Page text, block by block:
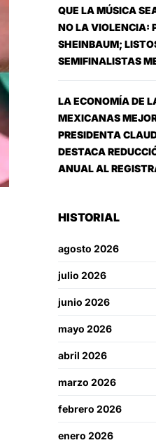
QUE LA MÚSICA
NO LA VIOLENCIA:
SHEINBAUM;
SEMIFINALISTAS
LA ECONOMÍA DE
MEXICANAS
PRESIDENTA
DESTACA
ANUAL AL
HISTORIAL
agosto 2026
julio 2026
junio 2026
mayo 2026
abril 2026
marzo 2026
febrero 2026
enero 2026